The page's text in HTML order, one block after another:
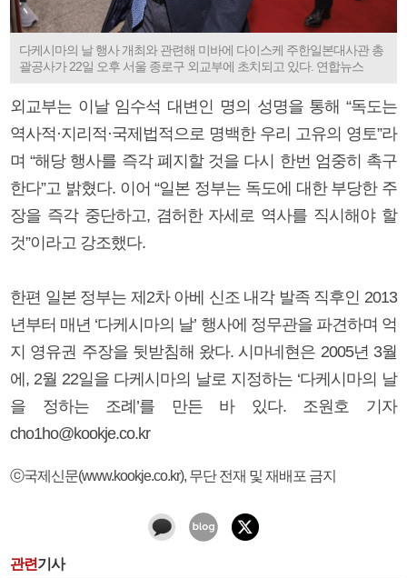
다케시마의 날 행사 개최와 관련해 미바에 다이스케 주한일본대사관 총
괄공사가 22일 오후 서울 종로구 외교부에 초치되고 있다. 연합뉴스
외교부는 이날 임수석 대변인 명의 성명을 통해 “독도는
역사적·지리적·국제법적으로 명백한 우리 고유의 영토”라
며 “해당 행사를 즉각 폐지할 것을 다시 한번 엄중히 촉구
한다”고 밝혔다. 이어 “일본 정부는 독도에 대한 부당한 주
장을 즉각 중단하고, 겸허한 자세로 역사를 직시해야 할
것”이라고 강조했다.
한편 일본 정부는 제2차 아베 신조 내각 발족 직후인 2013
년부터 매년 ‘다케시마의 날’ 행사에 정무관을 파견하며 억
지 영유권 주장을 뒷받침해 왔다. 시마네현은 2005년 3월
에, 2월 22일을 다케시마의 날로 지정하는 ‘다케시마의 날
을 정하는 조례’를 만든 바 있다. 조원호 기자
cho1ho@kookje.co.kr
ⓒ국제신문(www.kookje.co.kr), 무단 전재 및 재배포 금지
관련기사